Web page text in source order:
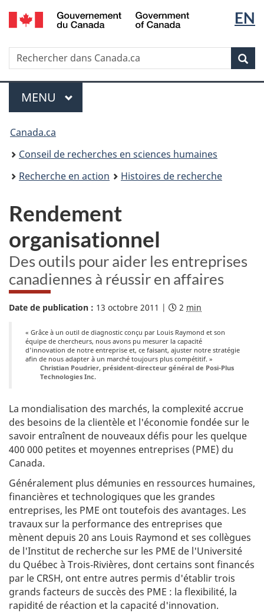
Passer
au
principal
Passer
à
version
HTML
simplifiée
de
la
EN
Government
of
Canada
Recherche
Rechercher
dans
Canada.ca
Menu
MENU PRINCIPAL
Vous
êtes
ici :
Canada.ca
Conseil de recherches en sciences humaines
Recherche en action
Histoires de recherche
Rendement
organisationnel
–
Des outils pour aider les entreprises
canadiennes à réussir en affaires
Date de publication : 13 octobre 2011 |
D
r
é
e
e
s
é
e
d
e
l
t
u
r
e
:
2 min
n
s
e
i
l
e
c
h
e
r
e
s
e
n
s
c
i
e
n
c
e
s
« Grâce à un outil de diagnostic conçu par Louis Raymond et son
équipe de chercheurs, nous avons pu mesurer la capacité
d'innovation de notre entreprise et, ce faisant, ajuster notre stratégie
afin de nous adapter à un marché toujours plus compétitif. »
Christian Poudrier, président-directeur général de Posi-Plus
Technologies Inc.
La mondialisation des marchés, la complexité accrue
des besoins de la clientèle et l'économie fondée sur le
savoir entraînent de nouveaux défis pour les quelque
400 000 petites et moyennes entreprises (PME) du
Canada.
Généralement plus démunies en ressources humaines,
financières et technologiques que les grandes
entreprises, les PME ont toutefois des avantages. Les
travaux sur la performance des entreprises que
mènent depuis 20 ans Louis Raymond et ses collègues
de l'Institut de recherche sur les PME de l'Université
du Québec à Trois‑Rivières, dont certains sont financés
par le CRSH, ont entre autres permis d'établir trois
grands facteurs de succès des PME : la flexibilité, la
rapidité de réaction et la capacité d'innovation.